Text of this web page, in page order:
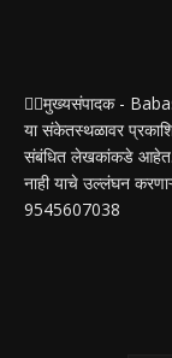
✍🏻मुख्यसंपादक -
या संकेतस्थळावर
संबंधित लेखकांकडे आहेत.
नाही याचे उल्लंघन
9545607038